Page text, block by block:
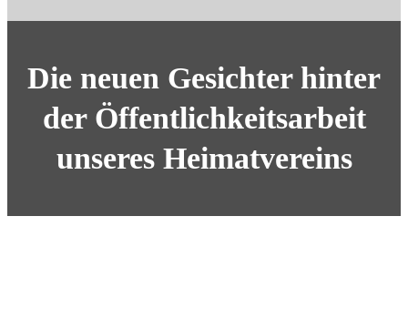
Die neuen Gesichter hinter
der Öffentlichkeitsarbeit
unseres Heimatvereins